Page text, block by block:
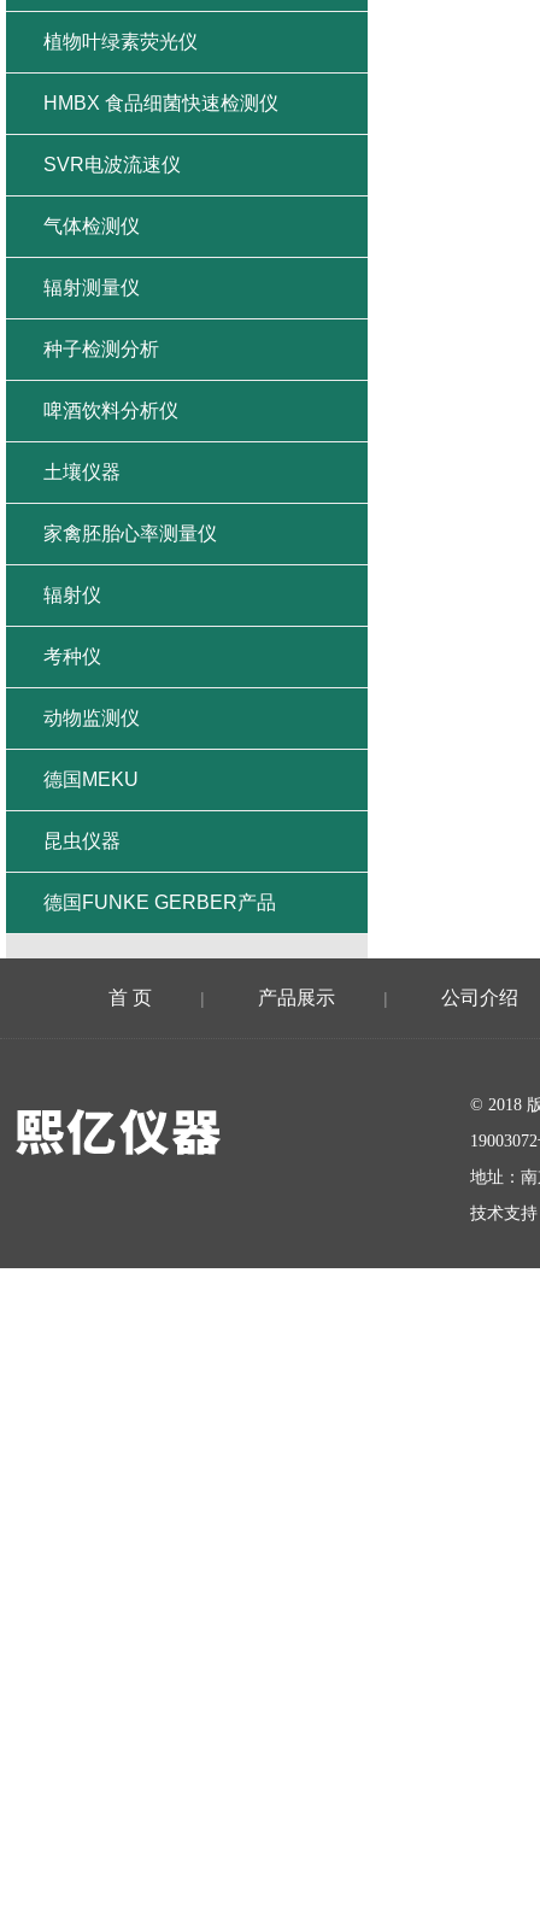
植物叶绿素荧光仪
HMBX 食品细菌快速检测仪
SVR电波流速仪
气体检测仪
辐射测量仪
种子检测分析
啤酒饮料分析仪
土壤仪器
家禽胚胎心率测量仪
辐射仪
考种仪
动物监测仪
德国MEKU
昆虫仪器
德国FUNKE GERBER产品
首 页 | 产品展示 | 公司介绍
© 2018
地址：
技术支